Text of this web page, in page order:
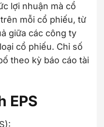
lợi nhuận mà cổ
mỗi cổ phiếu, từ
giữa các công ty
cổ phiếu. Chỉ số
theo kỳ báo cáo tài
EPS